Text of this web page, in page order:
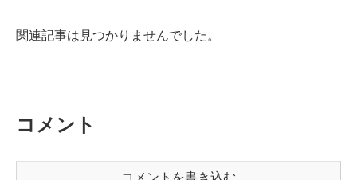
関連記事は見つかりませんでした。
コメント
コメントを書き込む